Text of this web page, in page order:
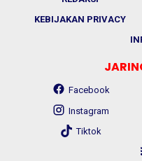
KEBIJAKAN PRIVACY
Facebook
Instagram
Tiktok